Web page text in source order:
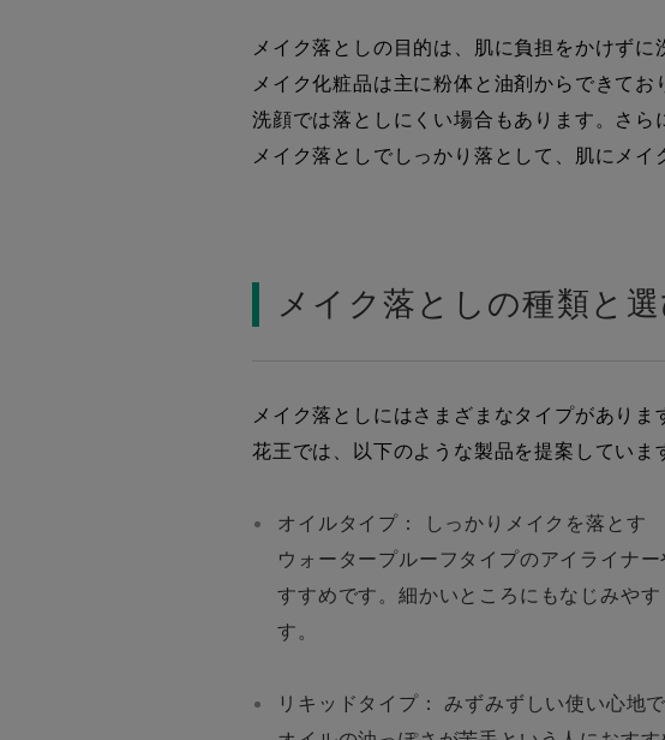
メイク落としの目的は、肌に負担をかけず
メイク化粧品は主に粉体と油剤からできて
洗顔では落としにくい場合もあります。さら
メイク落としでしっかり落として、肌にメイ
メイク落としの種類と
メイク落としにはさまざまなタイプがあり
花王では、以下のような製品を提案していま
オイルタイプ： しっかりメイクを落とす
ウォータープルーフタイプのアイライナ
すすめです。細かいところにもなじみや
す。
リキッドタイプ： みずみずしい使い心地